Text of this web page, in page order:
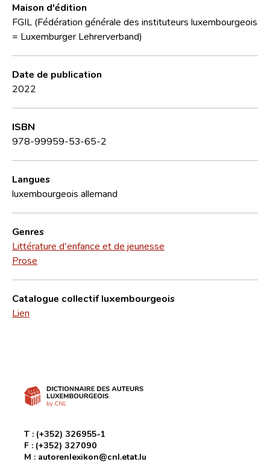
Maison d'édition
FGIL (Fédération générale des instituteurs luxembourgeois
= Luxemburger Lehrerverband)
Date de publication
2022
ISBN
978-99959-53-65-2
Langues
luxembourgeois allemand
Genres
Littérature d'enfance et de jeunesse
Prose
Catalogue collectif luxembourgeois
Lien
T : (+352) 326955-1
F : (+352) 327090
M : autorenlexikon@cnl.etat.lu